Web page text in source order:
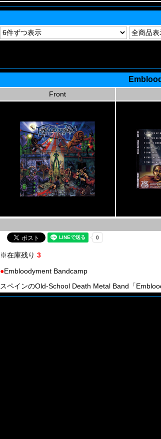
Front
※在庫残り 3
●Embloodyment Bandcamp
スペインのOld-School Death Metal Band「